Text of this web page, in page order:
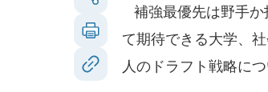
補強最優先は野手か
て期待できる大学、
人のドラフト戦略に